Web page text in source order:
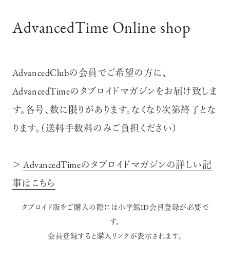
AdvancedTime Online shop
AdvancedClubの会員でご希望の方に、
AdvancedTimeのタブロイドマガジンをお届け致しま
す。各号、数に限りがあります。なくなり次第終了とな
ります。（送料手数料のみご負担ください）
＞ AdvancedTimeのタブロイドマガジンの詳しい記
事はこちら
タブロイド版をご購入の際には小学館ID会員登録が必要で
す。
会員登録すると購入リンクが表示されます。